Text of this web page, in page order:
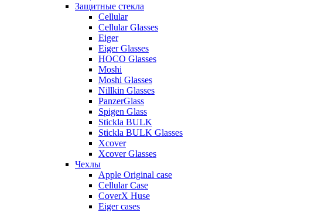
Защитные стекла
Cellular
Cellular Glasses
Eiger
Eiger Glasses
HOCO Glasses
Moshi
Moshi Glasses
Nillkin Glasses
PanzerGlass
Spigen Glass
Stickla BULK
Stickla BULK Glasses
Xcover
Xcover Glasses
Чехлы
Apple Original case
Cellular Case
CoverX Huse
Eiger cases